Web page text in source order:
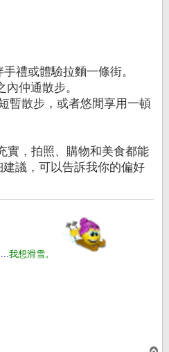
禮或體驗拉麵一條街。
仲通散步。
暫散步，或者悠閒享用一頓
實，拍照、購物和美食都能
議，可以告訴我你的偏好
我想滑雪。